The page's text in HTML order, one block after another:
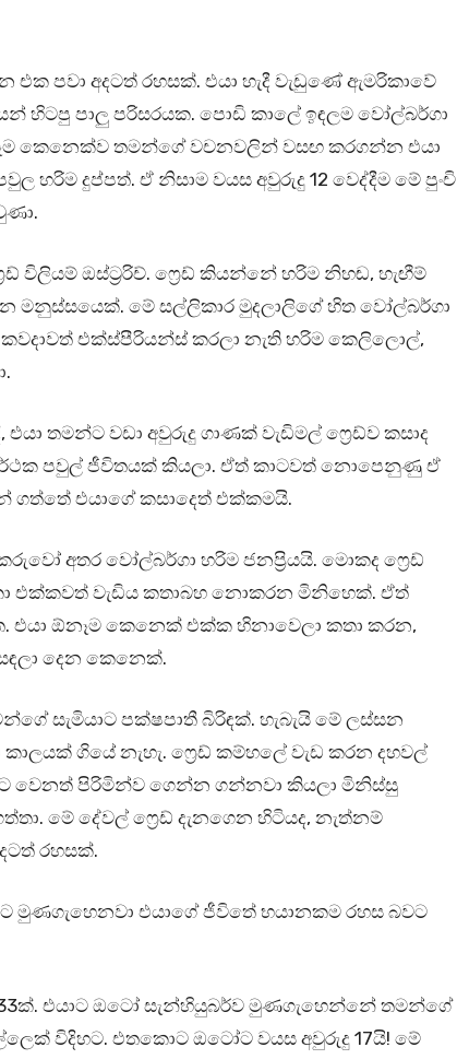
පවා අදටත් රහසක්. එයා හැදී වැඩුණේ ඇමරිකාවේ
හිටපු පාලු පරිසරයක. පොඩි කාලේ ඉඳලම වෝල්බර්ගා
කෙනෙක්ව තමන්ගේ වචනවලින් වසඟ කරගන්න එයා
හරිම දුප්පත්. ඒ නිසාම වයස අවුරුදු 12 වෙද්දීම මේ පුංචි
විලියම් ඔස්ට්‍රරිච්. ෆ්‍රෙඩ් කියන්නේ හරිම නිහඬ, හැඟීම්
මේ සල්ලිකාර මුදලාලිගේ හිත වෝල්බර්ගා
එක්ස්පීරියන්ස් කරලා නැති හරිම කෙලිලොල්,
තමන්ට වඩා අවුරුදු ගාණක් වැඩිමල් ෆ්‍රෙඩ්ව කසාද
පවුල් ජීවිතයක් කියලා. ඒත් කාටවත් නොපෙනුණු ඒ
එයාගේ කසාදෙත් එක්කමයි.
අතර වෝල්බර්ගා හරිම ජනප්‍රියයි. මොකද ෆ්‍රෙඩ්
එක්කවත් වැඩිය කතාබහ නොකරන මිනිහෙක්. ඒත්
එයා ඕනෑම කෙනෙක් එක්ක හිනාවෙලා කතා කරන,
දෙන කෙනෙක්.
සැමියාට පක්ෂපාතී බිරිඳක්. හැබැයි මේ ලස්සන
ගියේ නැහැ. ෆ්‍රෙඩ් කම්හලේ වැඩ කරන දහවල්
වෙනත් පිරිමින්ව ගෙන්න ගන්නවා කියලා මිනිස්සු
මේ දේවල් ෆ්‍රෙඩ් දැනගෙන හිටියද, නැත්නම්
රහසක්.
මුණගැහෙනවා එයාගේ ජීවිතේ භයානකම රහස බවට
33ක්. එයාට ඔටෝ සැන්හියුබර්ව මුණගැහෙන්නේ තමන්ගේ
විදිහට. එතකොට ඔටෝට වයස අවුරුදු 17යි! මේ